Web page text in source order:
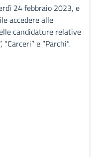
24 febbraio 2023, e
accedere alle
candidature relative
e “Parchi”.